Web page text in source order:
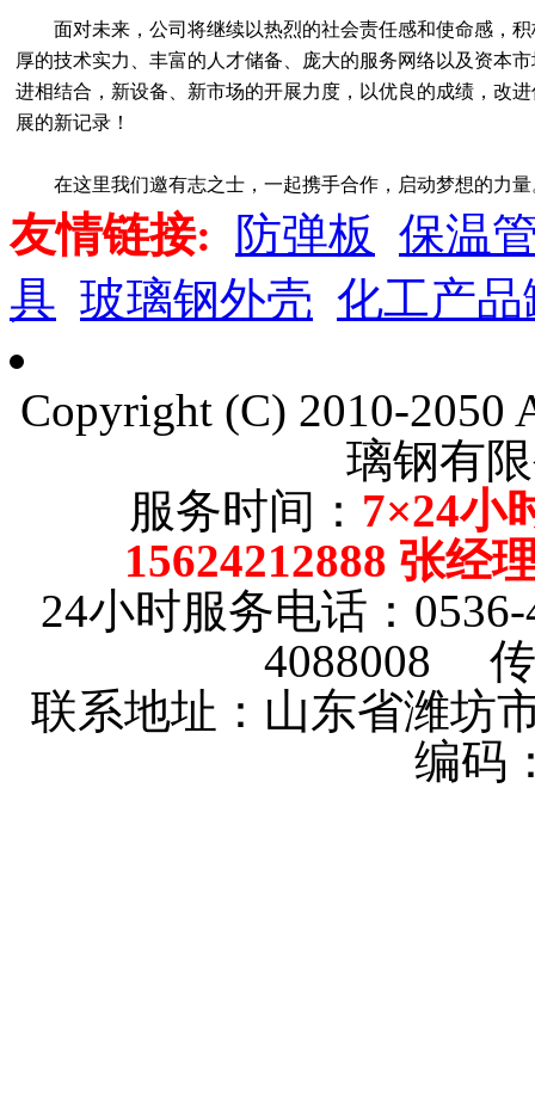
面对未来，公司将继续以热烈的社会责任感和使命感，积
厚的技术实力、丰富的人才储备、庞大的服务网络以及资本
进相结合，新设备、新市场的开展力度，以优良的成绩，改
展的新记录！
在这里我们邀有志之士，一起携手合作，启动梦想的力量
友情链接: 防弹板 保温
具 玻璃钢外壳 化工产品
Copyright (C) 2010-2050
璃钢有
服务时间： 7×24小
15624212888 张
24小时服务电话：
4088008 传
联系地址：山东省潍坊
编码